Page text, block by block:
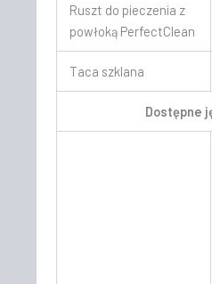
Ruszt do pieczenia z
powłoką PerfectClean
Taca szklana
Dostępne